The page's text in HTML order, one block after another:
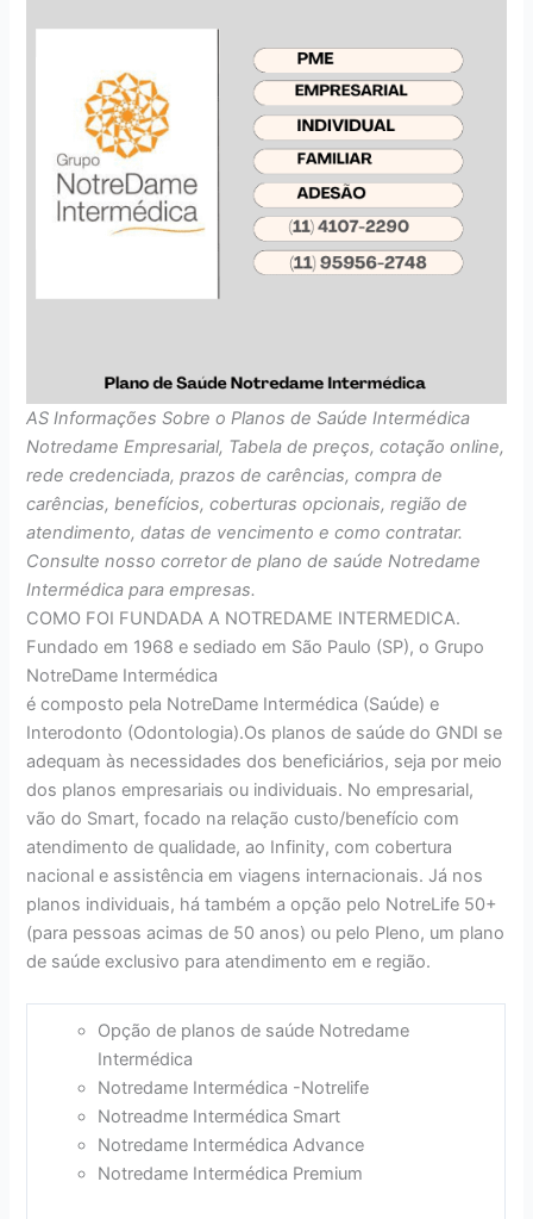
AS Informações Sobre o Planos de Saúde Intermédica
Notredame Empresarial, Tabela de preços, cotação online,
rede credenciada, prazos de carências, compra de
carências, benefícios, coberturas opcionais, região de
atendimento, datas de vencimento e como contratar.
Consulte nosso corretor de plano de saúde Notredame
Intermédica para empresas.
COMO FOI FUNDADA A NOTREDAME INTERMEDICA.
Fundado em 1968 e sediado em São Paulo (SP), o Grupo
NotreDame Intermédica
é composto pela NotreDame Intermédica (Saúde) e
Interodonto (Odontologia).Os planos de saúde do GNDI se
adequam às necessidades dos beneficiários, seja por meio
dos planos empresariais ou individuais. No empresarial,
vão do Smart, focado na relação custo/benefício com
atendimento de qualidade, ao Infinity, com cobertura
nacional e assistência em viagens internacionais. Já nos
planos individuais, há também a opção pelo NotreLife 50+
(para pessoas acimas de 50 anos) ou pelo Pleno, um plano
de saúde exclusivo para atendimento em e região.
Opção de planos de saúde Notredame
Intermédica
Notredame Intermédica -Notrelife
Notreadme Intermédica Smart
Notredame Intermédica Advance
Notredame Intermédica Premium